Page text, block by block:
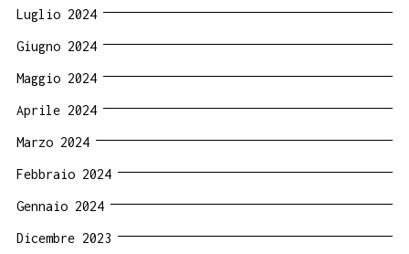
Luglio 2024
Giugno 2024
Maggio 2024
Aprile 2024
Marzo 2024
Febbraio 2024
Gennaio 2024
Dicembre 2023